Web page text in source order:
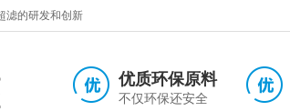
滤的研发和创新
优质环保原料
不仅环保还安全